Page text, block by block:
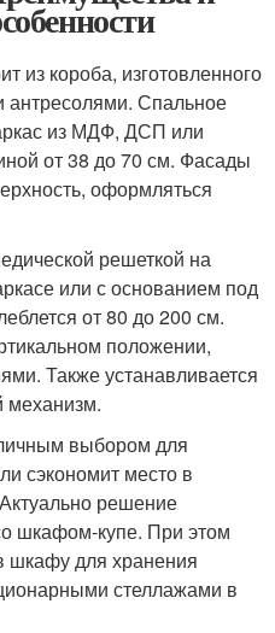
из короба, изготовленного
Спальное
из МДФ, ДСП или
от 38 до 70 см. Фасады
оформляться
решеткой на
или с основанием под
от 80 до 200 см.
положении,
Также устанавливается
выбором для
сэкономит место в
решение
шкафом-купе. При этом
шкафу для хранения
стеллажами в